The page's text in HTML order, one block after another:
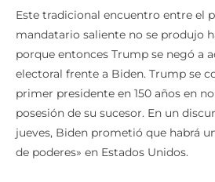
Este tradicional encuentro entre el
mandatario saliente no se produjo
porque entonces Trump se negó a
electoral frente a Biden. Trump se
primer presidente en 150 años en
posesión de su sucesor. En un
jueves, Biden prometió que habrá
de poderes» en Estados Unidos.